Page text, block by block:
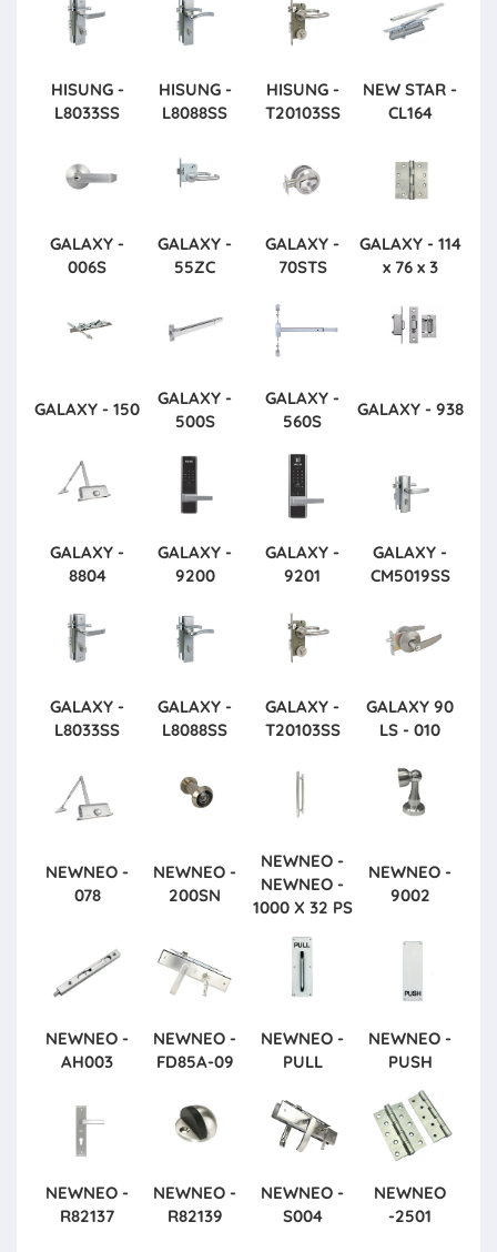
HISUNG -
L8033SS
HISUNG -
L8088SS
HISUNG -
T20103SS
NEW STAR -
CL164
GALAXY -
006S
GALAXY -
55ZC
GALAXY -
70STS
GALAXY - 114
x 76 x 3
GALAXY - 150
GALAXY -
500S
GALAXY -
560S
GALAXY - 938
GALAXY -
8804
GALAXY -
9200
GALAXY -
9201
GALAXY -
CM5019SS
GALAXY -
L8033SS
GALAXY -
L8088SS
GALAXY -
T20103SS
GALAXY 90
LS - 010
NEWNEO -
078
NEWNEO -
200SN
NEWNEO -
NEWNEO -
1000 X 32 PS
NEWNEO -
9002
NEWNEO -
AH003
NEWNEO -
FD85A-09
NEWNEO -
PULL
NEWNEO -
PUSH
NEWNEO -
R82137
NEWNEO -
R82139
NEWNEO -
S004
NEWNEO
-2501